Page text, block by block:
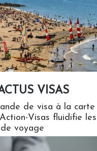
VISAS
de visa à la carte
Visas fluidifie les
voyage